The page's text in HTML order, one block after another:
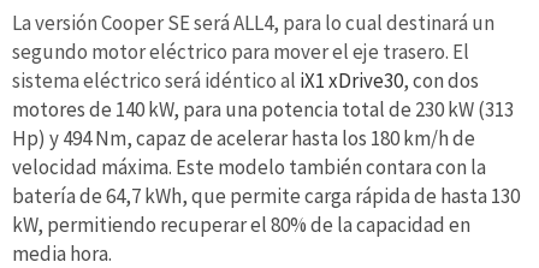
La versión Cooper SE será ALL4, para lo cual destinará un
segundo motor eléctrico para mover el eje trasero. El
sistema eléctrico será idéntico al iX1 xDrive30, con dos
motores de 140 kW, para una potencia total de 230 kW (313
Hp) y 494 Nm, capaz de acelerar hasta los 180 km/h de
velocidad máxima. Este modelo también contara con la
batería de 64,7 kWh, que permite carga rápida de hasta 130
kW, permitiendo recuperar el 80% de la capacidad en
media hora.